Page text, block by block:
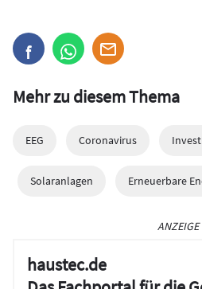
Mehr zu diesem Thema
EEG Coronavirus
Solaranlagen Erneuerbare
ANZEIGE
haustec.de